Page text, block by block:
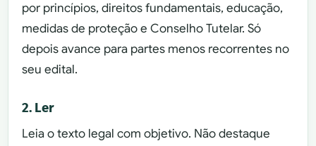
por princípios, direitos fundamentais, educação,
medidas de proteção e Conselho Tutelar. Só
depois avance para partes menos recorrentes no
seu edital.
2. Ler
Leia o texto legal com objetivo. Não destaque